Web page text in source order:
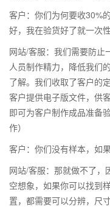
客户：你们为何要收30%
好，我在验货好了就一次
网站/客服：我们需要防止
人员制作精力，降低我们
了解。我们收取了客户的
客户提供电子版文件，供
即可为客户制作成品准备
作）
客户：你们没有样本，如
网站/客服：那就做不了，
空想象，如果你可以找到
置，都需要可以分辨，尺